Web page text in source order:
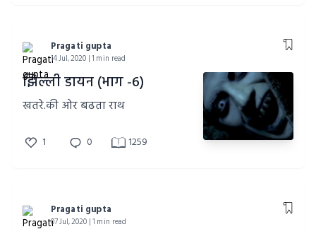
Pragati gupta
14 Jul, 2020 | 1 min read
झिल्ली डायन (भाग -6)
खतरे.की ओर बढता राथ
1 0 1259
Pragati gupta
07 Jul, 2020 | 1 min read